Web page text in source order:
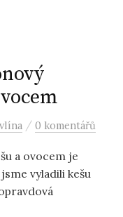
/ 0 komentářů
a ovocem je
vyladili kešu